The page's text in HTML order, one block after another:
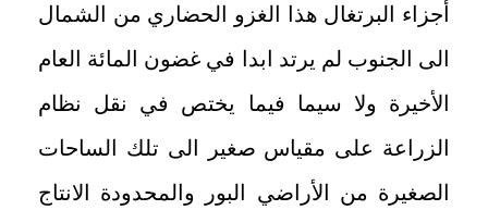
أجزاء البرتغال هذا الغزو الحضاري من الشمال
الى الجنوب لم يرتد ابدا في غضون المائة العام
الأخيرة ولا سيما فيما يختص في نقل نظام
الزراعة على مقياس صغير الى تلك الساحات
الصغيرة من الأراضي البور والمحدودة الانتاج